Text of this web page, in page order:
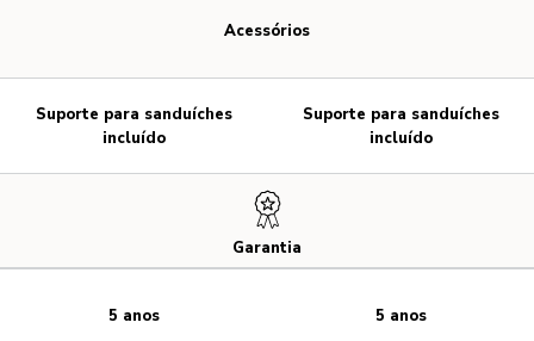
Acessórios
Garantia
Suporte para sanduíches
incluído
5 anos
Suporte para sanduíches
incluído
5 anos